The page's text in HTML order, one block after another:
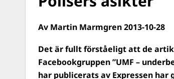
Av Martin Marmgren 2013-10-28
Det är fullt förståeligt att de
Facebookgruppen ”UMF –
har publicerats av Expressen